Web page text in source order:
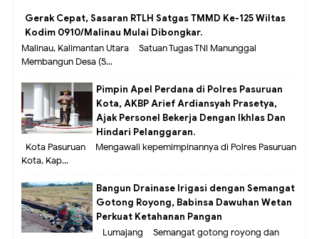
Gerak Cepat, Sasaran RTLH Satgas TMMD Ke-125 Wiltas
Kodim 0910/Malinau Mulai Dibongkar.
Malinau, Kalimantan Utara – Satuan Tugas TNI Manunggal
Membangun Desa (S...
Pimpin Apel Perdana di Polres Pasuruan
Kota, AKBP Arief Ardiansyah Prasetya,
Ajak Personel Bekerja Dengan Ikhlas Dan
Hindari Pelanggaran.
Kota Pasuruan – Mengawali kepemimpinannya di Polres Pasuruan
Kota, Kap...
Bangun Drainase Irigasi dengan Semangat
Gotong Royong, Babinsa Dawuhan Wetan
Perkuat Ketahanan Pangan
Lumajang – Semangat gotong royong dan